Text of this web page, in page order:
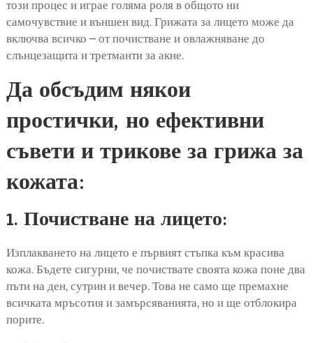
този процес и играе голяма роля в общото ни
самочувствие и външен вид. Грижата за лицето може да
включва всичко – от почистване и овлажняване до
слънцезащита и третманти за акне.
Да обсъдим някои
простички, но ефективни
съвети и трикове за грижа за
кожата:
1. Почистване на лицето:
Изплакването на лицето е първият стъпка към красива
кожа. Бъдете сигурни, че почиствате своята кожа поне два
пъти на ден, сутрин и вечер. Това не само ще премахне
всичката мръсотия и замърсяванията, но и ще отблокира
порите.